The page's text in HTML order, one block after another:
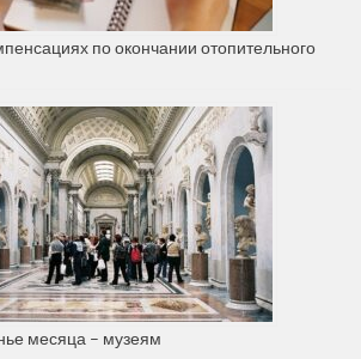
по окончании отопительного
месяца – музеям